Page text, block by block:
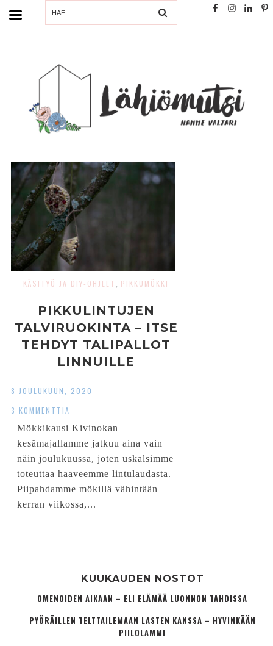
SEARCH
KÄSITYÖ JA DIY-OHJEET PIKKUMÖKKI
PIKKULINTUJEN
TALVIRUOKINTA – ITSE
TEHDYT TALIPALLOT
LINNUILLE
8 JOULUKUUN, 2020
3 KOMMENTTIA
Mökkikausi Kivinokan
kesämajallamme jatkuu aina vain
näin joulukuussa, joten uskalsimme
toteuttaa haaveemme lintulaudasta.
Piipahdamme mökillä vähintään
kerran viikossa,...
KUUKAUDEN NOSTOT
OMENOIDEN AIKAAN – ELI ELÄMÄÄ LUONNON TAHDISSA
PYÖRÄILLEN TELTTAILEMAAN LASTEN KANSSA – HYVINKÄÄN
PIILOLAMMI